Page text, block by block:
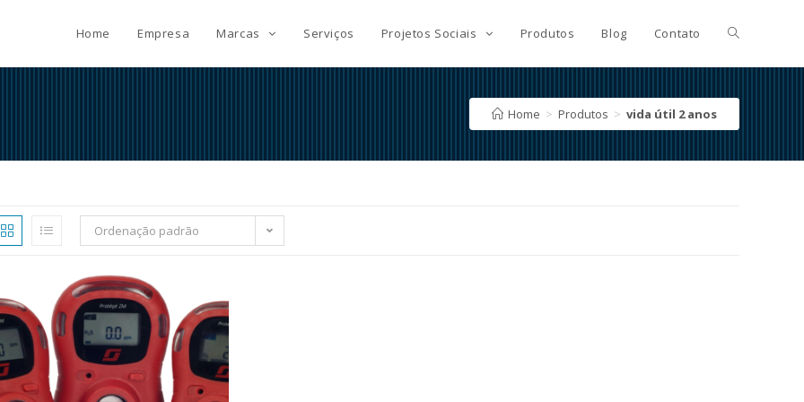
Home Empresa Marcas Serviços Projetos Sociais Produtos Blog Contato
Home > Produtos > vida útil 2 anos
Ordenação padrão